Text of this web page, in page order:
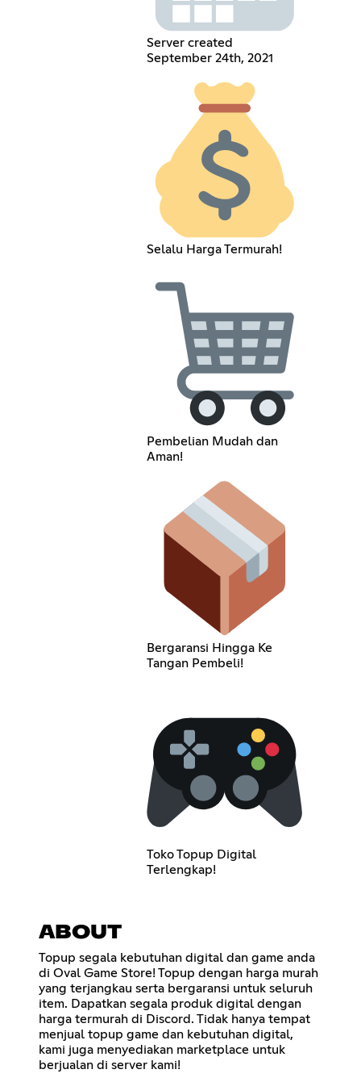
Server created
September 24th, 2021
Selalu Harga Termurah!
Pembelian Mudah dan
Aman!
Bergaransi Hingga Ke
Tangan Pembeli!
Toko Topup Digital
Terlengkap!
ABOUT
Topup segala kebutuhan digital dan game anda
di Oval Game Store! Topup dengan harga murah
yang terjangkau serta bergaransi untuk seluruh
item. Dapatkan segala produk digital dengan
harga termurah di Discord. Tidak hanya tempat
menjual topup game dan kebutuhan digital,
kami juga menyediakan marketplace untuk
berjualan di server kami!